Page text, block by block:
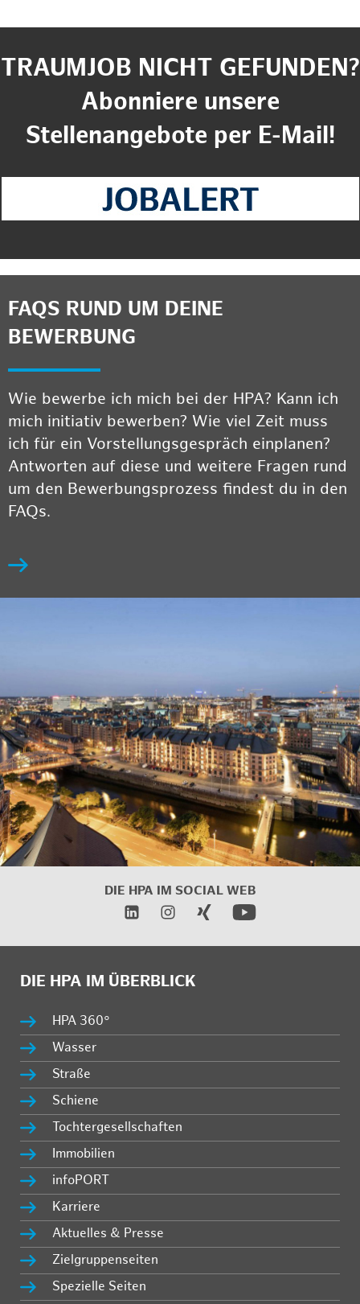
TRAUMJOB NICHT GEFUNDEN?
Abonniere unsere
Stellenangebote per E-Mail!
FAQS RUND UM DEINE
BEWERBUNG
Wie bewerbe ich mich bei der HPA? Kann ich
mich initiativ bewerben? Wie viel Zeit muss
ich für ein Vorstellungsgespräch einplanen?
Antworten auf diese und weitere Fragen rund
um den Bewerbungsprozess findest du in den
FAQs.
DIE HPA IM SOCIAL WEB
DIE HPA IM ÜBERBLICK
HPA 360°
Wasser
Straße
Schiene
Tochtergesellschaften
Immobilien
infoPORT
Karriere
Aktuelles & Presse
Zielgruppenseiten
Spezielle Seiten